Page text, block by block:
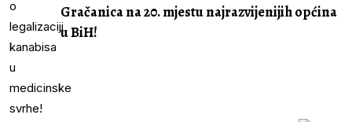
Gračanica na 20. mjestu najrazvijenijih općina
u BiH!